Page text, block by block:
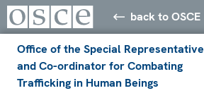
back to OSCE
Office of the Special Representative
and Co-ordinator for Combating
Trafficking in Human Beings